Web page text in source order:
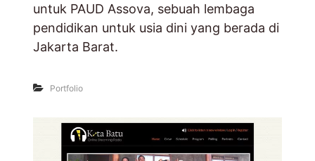
untuk PAUD Assova, sebuah lembaga
pendidikan untuk usia dini yang berada di
Jakarta Barat.
Portfolio